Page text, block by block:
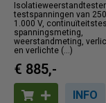
testspanningen van
1.000 V,
spanningsmeting,
weerstandmeting,
en verlichte (...)
€ 885,-
INFO